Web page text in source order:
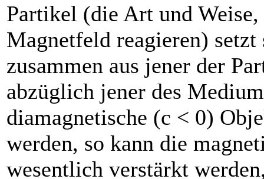
Partikel (die Art und
Magnetfeld reagieren)
zusammen aus jener der
abzüglich jener des
diamagnetische (c < 0)
werden, so kann die
wesentlich verstärkt